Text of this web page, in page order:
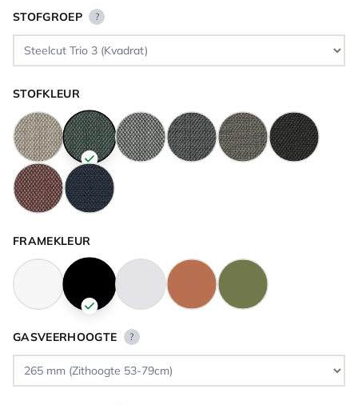
STOFGROEP ?
STOFKLEUR
FRAMEKLEUR
GASVEERHOOGTE ?